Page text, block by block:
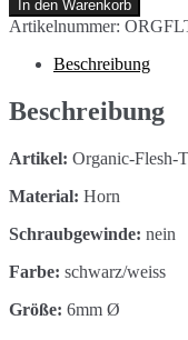
Organic
Horn-
Sterne
Menge
In den Warenkorb
Artikelnummer:
Beschreibung
Beschreibung
Artikel: Organic-Flesh-
Material: Horn
Schraubgewinde: nein
Farbe: schwarz/weiss
Größe: 6mm Ø